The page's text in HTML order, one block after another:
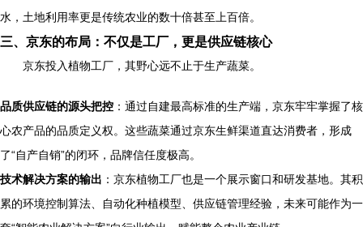
水，土地利用率更是传统农业的数十倍甚至上百倍。
三、京东的布局：不仅是工厂，更是供应链核心
京东投入植物工厂，其野心远不止于生产蔬菜。
品质供应链的源头把控 ：通过自建最高标准的生产端，京东牢牢掌握了核
心农产品的品质定义权。这些蔬菜通过京东生鲜渠道直达消费者，形成
了“自产自销”的闭环，品牌信任度极高。
技术解决方案的输出 ：京东植物工厂也是一个展示窗口和研发基地。其积
累的环境控制算法、自动化种植模型、供应链管理经验，未来可能作为一